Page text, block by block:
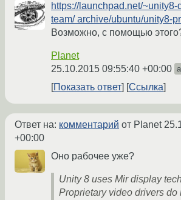
https://launchpad.net/
team/ archive/ubuntu/unity8-
Возможно, c помощью
Planet
25.10.2015 09:55:40 +00:00
Показать ответ Ссылка
Ответ на: комментарий от Planet
+00:00
Оно рабочее уже?
Unity 8 uses Mir display
Proprietary video drivers do